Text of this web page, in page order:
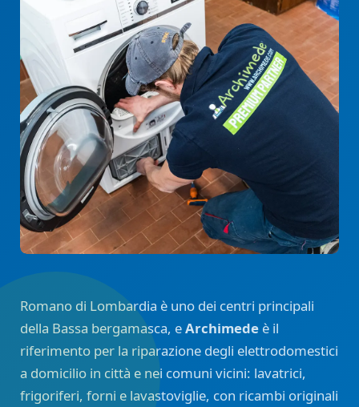
Romano di Lombardia è uno dei centri principali
della Bassa bergamasca, eArchimede è il
riferimento per la riparazione degli elettrodomestici
a domicilio in città e nei comuni vicini: lavatrici,
frigoriferi, forni e lavastoviglie, con ricambi originali